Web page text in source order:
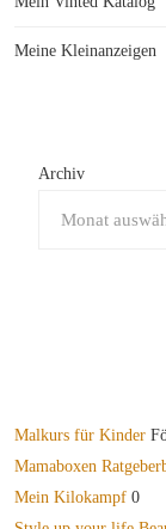
Meine Kleinanzeigen
Archiv
Malkurs für Kinder
Mamaboxen
Mein Kilokampf 0